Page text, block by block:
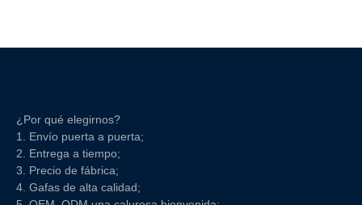
¿Por qué elegirnos?
1. Envío puerta a puerta;
2. Entrega a tiempo;
3. Precio de fábrica;
4. Gafas de alta calidad;